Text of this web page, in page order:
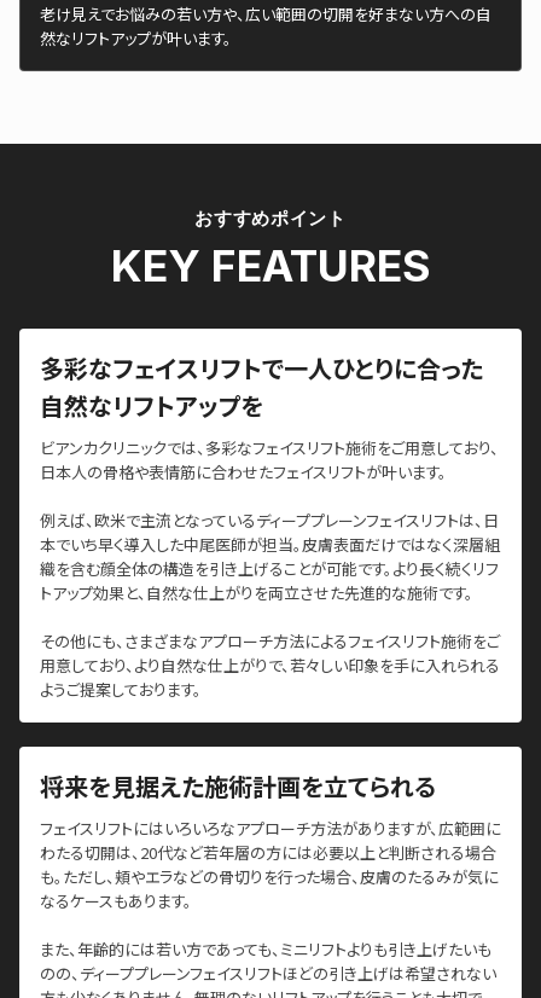
老け見えでお悩みの若い方や、広い範囲の切開を好まない方への自
然なリフトアップが叶います。
おすすめポイント
KEY FEATURES
多彩なフェイスリフトで一人ひとりに合った
自然なリフトアップを
ビアンカクリニックでは、多彩なフェイスリフト施術をご用意しており、
日本人の骨格や表情筋に合わせたフェイスリフトが叶います。
例えば、欧米で主流となっているディーププレーンフェイスリフトは、日
本でいち早く導入した中尾医師が担当。皮膚表面だけではなく深層組
織を含む顔全体の構造を引き上げることが可能です。より長く続くリフ
トアップ効果と、自然な仕上がりを両立させた先進的な施術です。
その他にも、さまざまなアプローチ方法によるフェイスリフト施術をご
用意しており、より自然な仕上がりで、若々しい印象を手に入れられる
ようご提案しております。
将来を見据えた施術計画を立てられる
フェイスリフトにはいろいろなアプローチ方法がありますが、広範囲に
わたる切開は、20代など若年層の方には必要以上と判断される場合
も。ただし、頬やエラなどの骨切りを行った場合、皮膚のたるみが気に
なるケースもあります。
また、年齢的には若い方であっても、ミニリフトよりも引き上げたいも
のの、ディーププレーンフェイスリフトほどの引き上げは希望されない